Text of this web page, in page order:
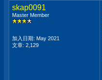
skap0091
Master Member
加入日期: May 2021
文章: 2,129